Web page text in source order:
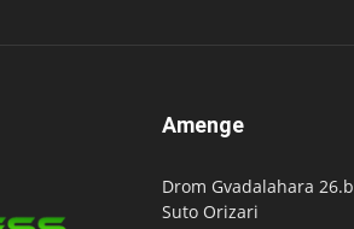
Amenge
Drom Gvadalahara 26.b
Suto Orizari